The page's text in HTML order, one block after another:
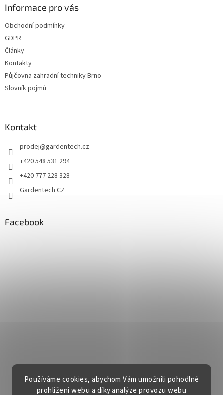
Používáme cookies, abychom Vám umožnili pohodlné
prohlížení webu a díky analýze provozu webu
Informace pro vás
Obchodní podmínky
GDPR
Články
Kontakty
Půjčovna zahradní techniky Brno
Slovník pojmů
Kontakt
prodej@gardentech.cz
+420 548 531 294
+420 777 228 328
Gardentech CZ
Facebook